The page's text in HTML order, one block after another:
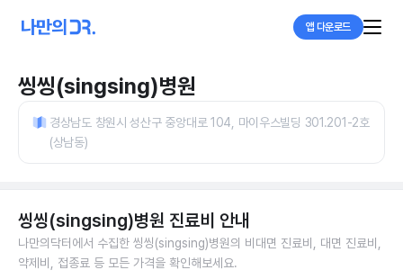
앱 다운로드
씽씽(singsing)병원
경상남도 창원시 성산구 중앙대로 104, 마이우스빌딩 301.201-2호
(상남동)
씽씽(singsing)병원 진료비 안내
나만의닥터에서 수집한 씽씽(singsing)병원의 비대면 진료비, 대면 진료비,
약제비, 접종료 등 모든 가격을 확인해보세요.